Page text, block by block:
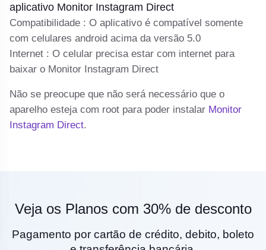
aplicativo Monitor Instagram Direct
Compatibilidade : O aplicativo é compatível somente
com celulares android acima da versão 5.0
Internet : O celular precisa estar com internet para
baixar o Monitor Instagram Direct
Não se preocupe que não será necessário que o
aparelho esteja com root para poder instalar Monitor
Instagram Direct.
Veja os Planos com 30% de desconto
Pagamento por cartão de crédito, debito, boleto